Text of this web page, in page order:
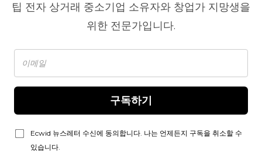
팁 전자 상거래 중소기업 소유자와 창업가 지망생을
위한 전문가입니다.
구독하기
Ecwid 뉴스레터 수신에 동의합니다. 나는 언제든지 구독을 취소할 수
있습니다.